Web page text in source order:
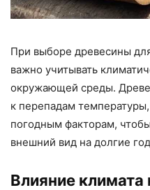
При выборе древесины
важно учитывать
окружающей среды.
к перепадам
погодным факторам,
внешний вид на долгие
Влияние климата